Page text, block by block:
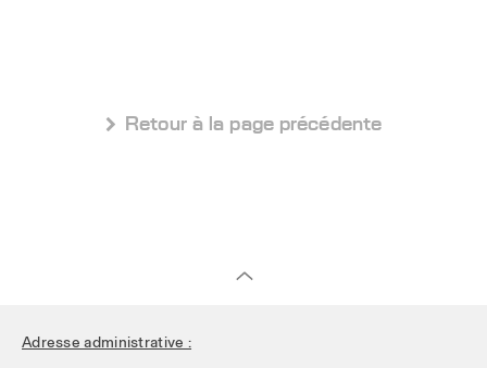
 Retour à la page précédente
Adresse administrative :